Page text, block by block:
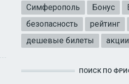
Симферополь
Бонус
безопасность
рейтинг
дешевые билеты
акции
ПОИСК ПО